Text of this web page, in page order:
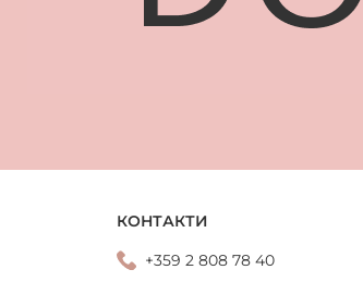
КОНТАКТИ
+359 2 808 78 40